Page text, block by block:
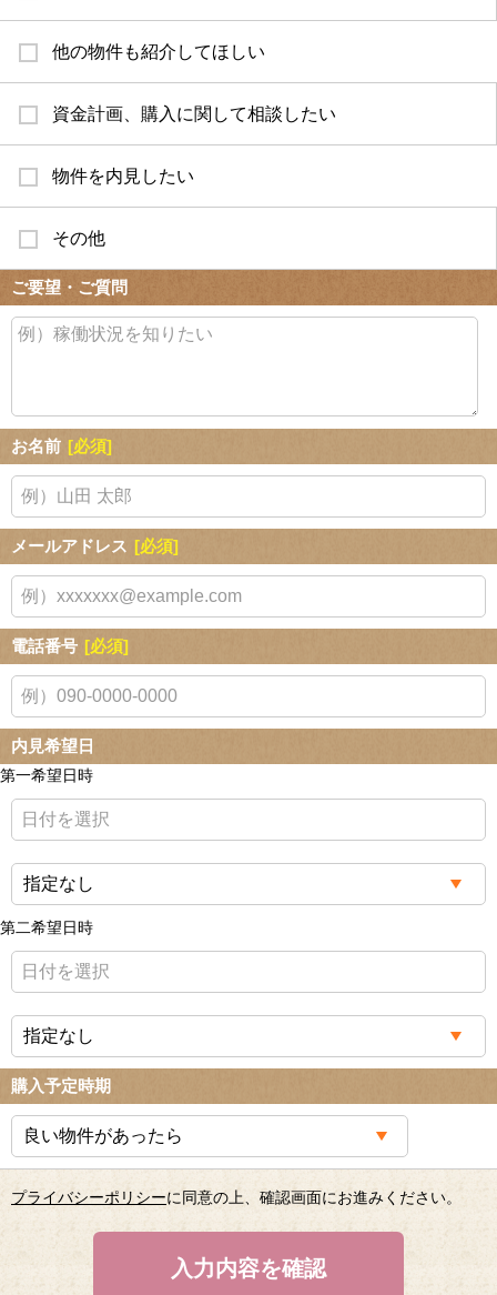
他の物件も紹介してほしい
資金計画、購入に関して相談したい
物件を内見したい
その他
ご要望・ご質問
お名前 [必須]
メールアドレス [必須]
電話番号 [必須]
内見希望日
第一希望日時
第二希望日時
購入予定時期
プライバシーポリシーに同意の上、確認画面にお進みください。
入力内容を確認